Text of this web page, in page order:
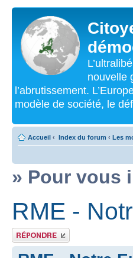
nouvelle
l’abrutissement.
modèle de société, le
Accueil ‹ Index du forum ‹ Les
» Pour vous
RME -
Répondre